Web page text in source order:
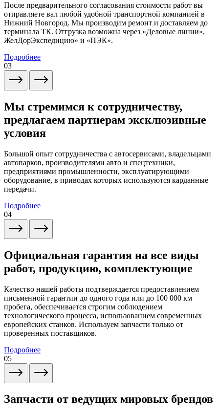
После предварительного согласования стоимости работ вы
отправляете вал любой удобной транспортной компанией в
Нижний Новгород. Мы производим ремонт и доставляем до
терминала ТК. Отгрузка возможна через «Деловые линии»,
ЖелДорЭкспедицию» и «ПЭК».
Подробнее
03
Мы стремимся к сотрудничеству,
предлагаем партнерам эксклюзивные
условия
Большой опыт сотрудничества с автосервисами, владельцами
автопарков, производителями авто и спецтехники,
предприятиями промышленности, эксплуатирующими
оборудование, в приводах которых используются карданные
передачи.
Подробнее
04
Официальная гарантия на все виды
работ, продукцию, комплектующие
Качество нашей работы подтверждается предоставлением
письменной гарантии до одного года или до 100 000 км
пробега, обеспечивается строгим соблюдением
технологического процесса, использованием современных
европейских станков. Используем запчасти только от
проверенных поставщиков.
Подробнее
05
Запчасти от ведущих мировых брендов